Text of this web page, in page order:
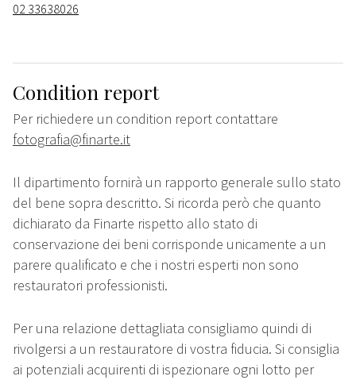
02 33638026
Condition report
Per richiedere un condition report contattare
fotografia@finarte.it
Il dipartimento fornirà un rapporto generale sullo stato
del bene sopra descritto. Si ricorda però che quanto
dichiarato da Finarte rispetto allo stato di
conservazione dei beni corrisponde unicamente a un
parere qualificato e che i nostri esperti non sono
restauratori professionisti.
Per una relazione dettagliata consigliamo quindi di
rivolgersi a un restauratore di vostra fiducia. Si consiglia
ai potenziali acquirenti di ispezionare ogni lotto per